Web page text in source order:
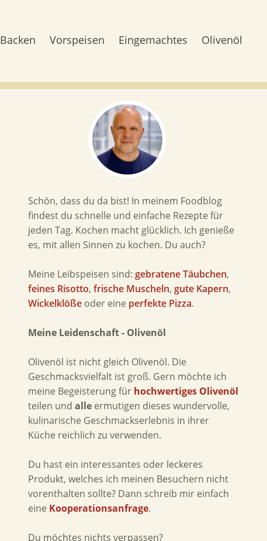
Backen Vorspeisen Eingemachtes Olivenöl
Schön, dass du da bist! In meinem Foodblog
findest du schnelle und einfache Rezepte für
jeden Tag. Kochen macht glücklich. Ich genieße
es, mit allen Sinnen zu kochen. Du auch?
Meine Leibspeisen sind: gebratene Täubchen,
feines Risotto, frische Muscheln, gute Kapern,
Wickelklößeoder eine perfekte Pizza.
Meine Leidenschaft - Olivenöl
Olivenöl ist nicht gleich Olivenöl. Die
Geschmacksvielfalt ist groß. Gern möchte ich
meine Begeisterung für hochwertiges Olivenöl
teilen und alleermutigen dieses wundervolle,
kulinarische Geschmackserlebnis in ihrer
Küche reichlich zu verwenden.
Du hast ein interessantes oder leckeres
Produkt, welches ich meinen Besuchern nicht
vorenthalten sollte? Dann schreib mir einfach
eine Kooperationsanfrage.
Du möchtes nichts verpassen?